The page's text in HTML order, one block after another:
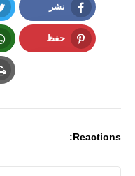
نشر
Facebook
حفظ
Reactions: